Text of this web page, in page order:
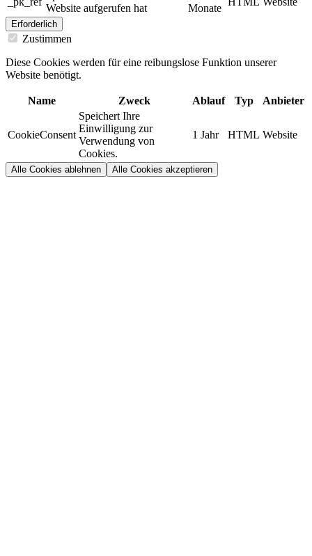
Website aufgerufen hat
Monate
Erforderlich
Zustimmen
Diese Cookies werden für eine reibungslose Funktion unserer
Website benötigt.
Name Zweck Ablauf Typ Anbieter
CookieConsent
Speichert Ihre
Einwilligung zur
Verwendung von
Cookies.
1 Jahr HTML Website
Alle Cookies ablehnen Alle Cookies akzeptieren